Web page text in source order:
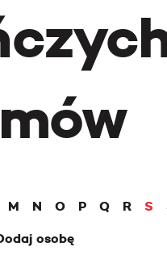
M N O P Q R S
osobę